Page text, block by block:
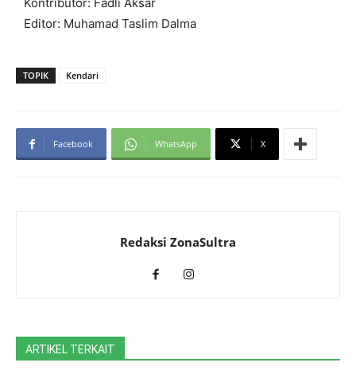
Kontributor: Fadli Aksar
Editor: Muhamad Taslim Dalma
TOPIK Kendari
Facebook WhatsApp X
Redaksi ZonaSultra
ARTIKEL TERKAIT